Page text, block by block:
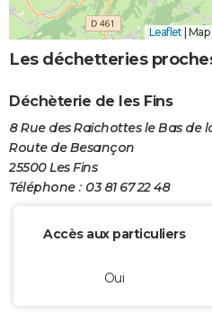
Leaflet |Map
Les déchetteries
Déchèterie de les Fins
8 Rue des Raichottes le Bas de
Route de Besançon
25500 Les Fins
Téléphone : 03 81 67 22 48
Accès aux particuliers
Oui